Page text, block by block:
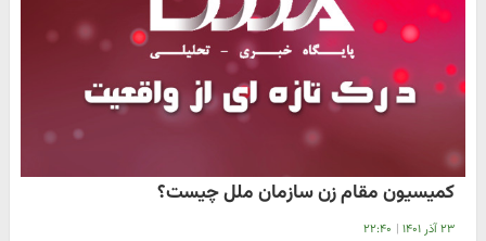
کمیسیون مقام زن سازمان ملل چیست؟
۲۳ آذر ۱۴۰۱ | ۲۲:۴۰